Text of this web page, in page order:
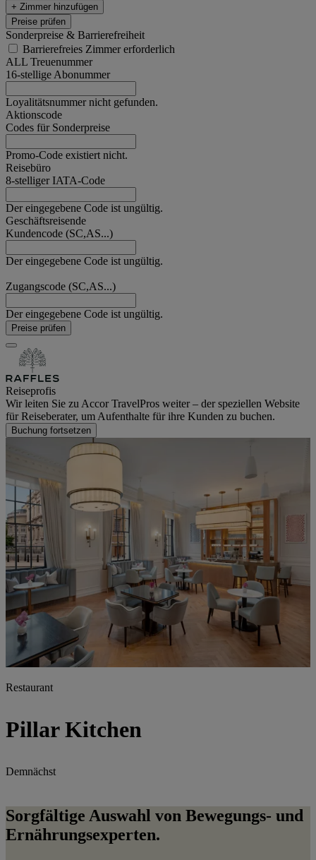
+ Zimmer hinzufügen
Preise prüfen
Sonderpreise & Barrierefreiheit
Barrierefreies Zimmer erforderlich
ALL Treuenummer
16-stellige Abonummer
Loyalitätsnummer nicht gefunden.
Aktionscode
Codes für Sonderpreise
Promo-Code existiert nicht.
Reisebüro
8-stelliger IATA-Code
Der eingegebene Code ist ungültig.
Geschäftsreisende
Kundencode (SC,AS...)
Der eingegebene Code ist ungültig.
Zugangscode (SC,AS...)
Der eingegebene Code ist ungültig.
Preise prüfen
Reiseprofis
Wir leiten Sie zu Accor TravelPros weiter – der speziellen Website
für Reiseberater, um Aufenthalte für ihre Kunden zu buchen.
Buchung fortsetzen
Restaurant
Pillar Kitchen
Demnächst
Sorgfältige Auswahl von Bewegungs- und
Ernährungsexperten.